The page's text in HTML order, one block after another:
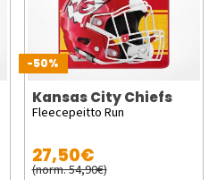
-50%
Kansas City Chiefs
Fleecepeitto Run
27,50€
(norm. 54,90€)